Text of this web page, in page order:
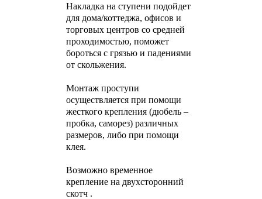
Накладка на ступени подойдет
для дома/коттеджа, офисов и
торговых центров со средней
проходимостью, поможет
бороться с грязью и падениями
от скольжения.
Монтаж проступи
осуществляется при помощи
жесткого крепления (дюбель –
пробка, саморез) различных
размеров, либо при помощи
клея.
Возможно временное
крепление на двухсторонний
скотч .